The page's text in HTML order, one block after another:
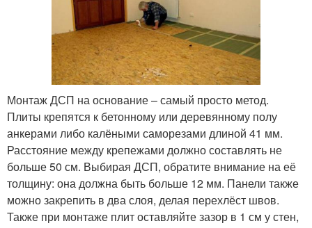
Монтаж ДСП на основание – самый просто метод.
Плиты крепятся к бетонному или деревянному полу
анкерами либо калёными саморезами длиной 41 мм.
Расстояние между крепежами должно составлять не
больше 50 см. Выбирая ДСП, обратите внимание на её
толщину: она должна быть больше 12 мм. Панели также
можно закрепить в два слоя, делая перехлёст швов.
Также при монтаже плит оставляйте зазор в 1 см у стен,